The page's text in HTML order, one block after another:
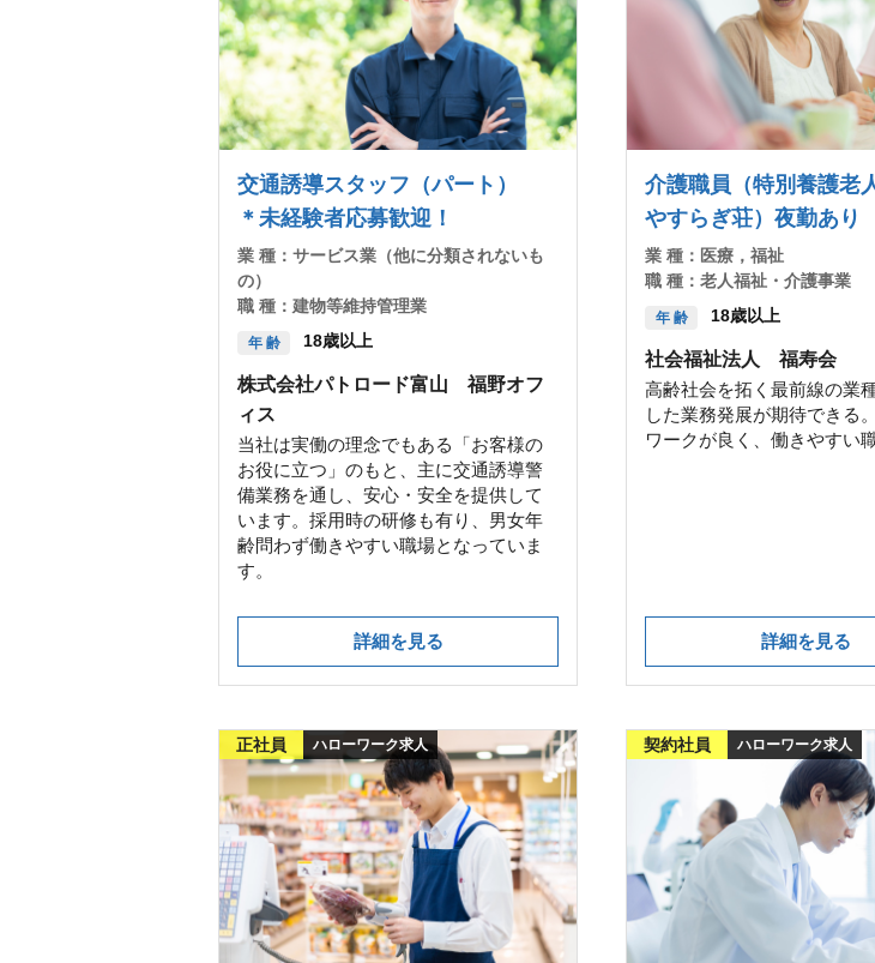
交通誘導スタッフ（パート）
＊未経験者応募歓迎！
業 種： サービス業（他に分類されないも
の）
職 種： 建物等維持管理業
年 齢 18歳以上
株式会社パトロード富山 福野オフ
ィス
当社は実働の理念でもある「お客様の
お役に立つ」のもと、主に交通誘導警
備業務を通し、安心・安全を提供して
います。採用時の研修も有り、男女年
齢問わず働きやすい職場となっていま
す。
詳細を見る
介護職員（特別養護老
やすらぎ荘）夜勤あり
業 種： 医療，福祉
職 種： 老人福祉・介護事業
年 齢 18歳以上
社会福祉法人 福寿会
高齢社会を拓く最前線の業
した業務発展が期待できる
ワークが良く、働きやすい
詳細を見る
正社員 ハローワーク求人 契約社員 ハローワーク求人